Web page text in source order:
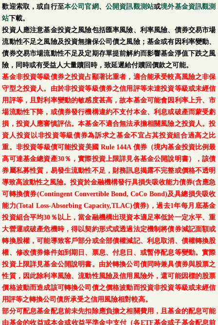
歡迎索取，或自行至本公司官網、 公開資訊觀測站或境外基金資訊觀測
站下載。
投資人應注意基金投資之風險包括匯率風險、利率風險、債券交易市場
流動性不足之風險及投資無擔保公司債之風險；基金或有因利率變動、
債券交易市場流動性不足及定期存單提前解約而影響基金淨值下跌之風
險，同時或有受益人大量贖回時，致延遲給付贖回價款之可能。
基金非投資等級債券之投資占顯著比重者，適合能承受較高風險之非保
守型之投資人。由於非投資等級債券之信用評等未達投資等級或未經信
用評等，且對利率變動的敏感度甚高，故本基金可能會因利率上升、市
場流動性下降，或債券發行機構違約不支付本金、利息或破產而蒙受虧
損，投資人應審慎評估。本基金不適合無法承擔相關風險之投資人。投
資人投資以非投資等級債券為訴求之基金不宜占其投資組合過高之比
重。非投資等級債可能投資美國 Rule 144A 債券（境內基金投資比例最
高可達基金總資產30％，實際投資上限詳見各基金公開說明書），該債
券屬私募性質，易發生流動性不足，財務訊息揭露不完整或價格不透明
導致高波動性之風險。投資於金融機構發行具損失吸收能力債券(含應急
可轉換債券(Contingent Convertible Bond, CoCo Bond)及具總損失吸收
能力(Total Loss-Absorbing Capacity,TLAC)債券)，過去1年每月底基金
投資組合平均30％以上，當金融機構出現資本適足率低於一定水平、重
大營運或破產危機時，得以契約形式或透過法定機制將債券減記面額或
轉換股權，可能導致客戶部分或全部債權減記、利息取消、債權轉換股
權、修改債券條件如到期日、票息、付息日、或暫停配息等變動。實際
投資上限詳見基金公開說明書。由於轉換公司債同時兼具債券與股票之
性質，因此除利率風險、流動性風險及信用風險外，還可能因標的股票
價格波動而造成該可轉換公司債之價格波動而投資非投資等級或未經信
用評等之轉換公司債所承受之信用風險相對較高。
部分可配息基金配息前未先扣除應負擔之相關費用，且基金的配息可能
由基金的收益或本金或收益平準金中支付（各ETF基金或子基金配息前